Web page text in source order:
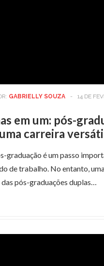
GABRIELLY SOUZA - 14 DE
em um: pós-
carreira
graduação é um passo
de trabalho. No entanto,
pós-graduações duplas…